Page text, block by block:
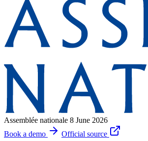
Assemblée nationale 8 June 2026
Book a demo
Official source